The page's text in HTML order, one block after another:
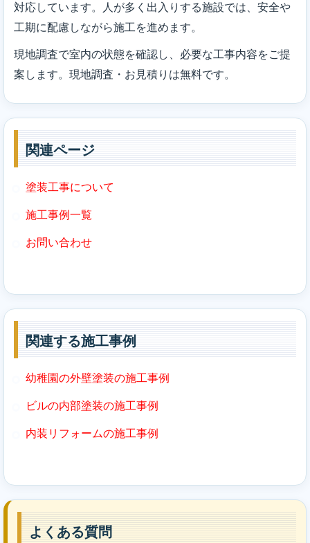
対応しています。人が多く出入りする施設では、安全や
工期に配慮しながら施工を進めます。
現地調査で室内の状態を確認し、必要な工事内容をご提
案します。現地調査・お見積りは無料です。
関連ページ
塗装工事について
施工事例一覧
お問い合わせ
関連する施工事例
幼稚園の外壁塗装の施工事例
ビルの内部塗装の施工事例
内装リフォームの施工事例
よくある質問